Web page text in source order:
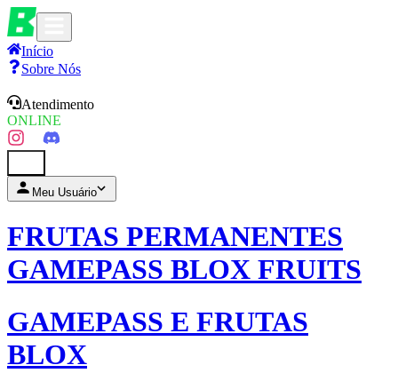
Início
Sobre Nós
Atendimento
ONLINE
Meu Usuário
FRUTAS PERMANENTES
GAMEPASS BLOX FRUITS
GAMEPASS E FRUTAS
BLOX